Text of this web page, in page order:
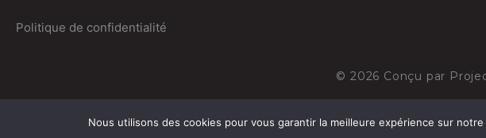
Politique de confidentialité
© 2026 Conçu par
Nous utilisons des cookies pour vous garantir la meilleure expérience sur